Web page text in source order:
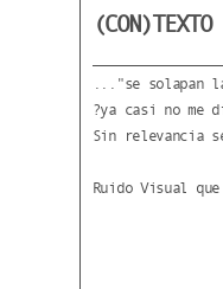
(CON)TEXTO
..."se solapan
?ya casi no me
Sin relevancia
Ruido Visual